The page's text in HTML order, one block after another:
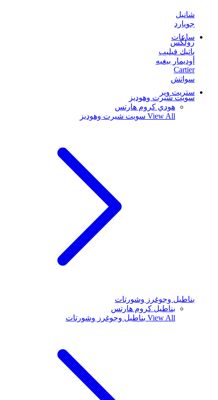
شانيل
جويارد
ساعات
رولكس
باتيك فيليب
أوديمار بيغيه
Cartier
سواتش
ستريت وير
سويت شيرت وهوديز
هودي كروم هارتس
View All سويت شيرت وهوديز
بناطيل وجوغرز وشورتات
بناطيل كروم هارتس
View All بناطيل وجوغرز وشورتات